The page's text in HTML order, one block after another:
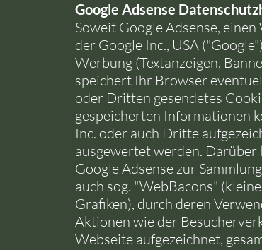
Google Adsense
Soweit Google Adsense,
der Google Inc., USA
Werbung (Textanzeigen,
speichert Ihr Browser
oder Dritten gesendetes
gespeicherten Informationen
Inc. oder auch Dritte
ausgewertet werden.
Google Adsense zur
auch sog. "WebBacons"
Grafiken), durch deren
Aktionen wie der
Webseite aufgezeichnet,